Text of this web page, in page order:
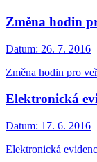
Změna hodin
Datum: 26. 7. 2016
Změna hodin pro
Elektronická
Datum: 17. 6. 2016
Elektronická